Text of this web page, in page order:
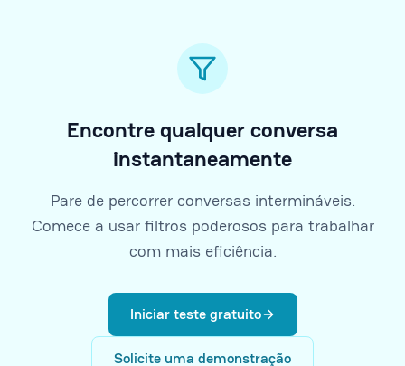
Encontre qualquer conversa
instantaneamente
Pare de percorrer conversas intermináveis.
Comece a usar filtros poderosos para trabalhar
com mais eficiência.
Iniciar teste gratuito
Solicite uma demonstração